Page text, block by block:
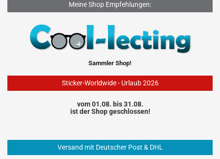
Meine Shop Empfehlungen:
Sammler Shop!
Sticker-Worldwide - Urlaub 2026
vom 01.08. bis 31.08.
ist der Shop geschlossen!
Versand mit Deutscher Post & DHL